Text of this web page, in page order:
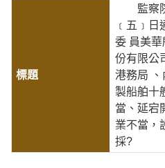
監察院
﹝五﹞
委 員美
份有限公
港務局
製船舶十
當、延宕
業不當，
採?